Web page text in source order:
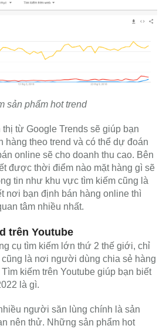
sản phẩm hot trend
từ Google Trends sẽ giúp bạn
hàng theo trend và có thể dự đoán
online sẽ cho doanh thu cao. Bên
được thời điểm nào mặt hàng gì sẽ
tin như khu vực tìm kiếm cũng là
nơi bạn định bán hàng online thì
tâm nhiều nhất.
trên Youtube
cụ tìm kiếm lớn thứ 2 thế giới, chỉ
là nơi người dùng chia sẻ hàng
kiếm trên Youtube giúp bạn biết
là gì.
người săn lùng chính là sản
nên thử. Những sản phẩm hot